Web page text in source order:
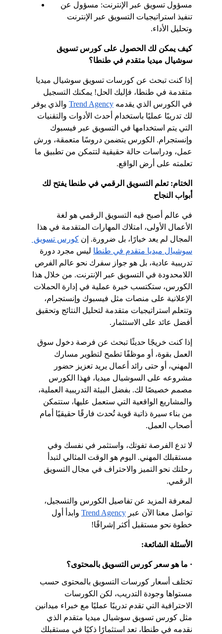
مسؤول تسويق عبر الإنترنت: مسؤول عن
تنفيذ استراتيجيات التسويق عبر الإنترنت
وتحليل الأداء.
كيف يمكن لك الحصول على كورس تسويق
سوشيال ميديا متقدم في طنطا؟
إذا كنت تبحث عن كورسات تسويق سوشيال ميديا
متقدمة في طنطا، فإليك الحل! يمكنك التسجيل
في الكورس الذي يقدمه Trend Agency والذي يوفر
لك تدريبًا عمليًا باستخدام أحدث الأدوات والتقنيات
التي يتم استخدامها في التسويق عبر فيسبوك
وإنستجرام. الكورس يتضمن دروسًا متعمقة، ورش
عمل، ودراسات حالة حقيقية لتتمكن من تطبيق ما
تعلمته على أرض الواقع.
الختام: تعلم التسويق الرقمي في طنطا يفتح لك
أبواب النجاح
في عالم أصبح فيه التسويق الرقمي هو لغة
الأعمال الأولى، امتلاك المهارات المتقدمة في هذا
المجال لم يعد خيارًا، بل ضرورة. إن كورس تسويق
سوشيال ميديا متقدم في طنطا ليس مجرد دورة
تدريبية عادية، بل هو جواز سفرك نحو عالم الفرص
اللامحدودة في التسويق عبر الإنترنت. من خلال هذا
الكورس، ستكتسب خبرة عملية في إدارة الحملات
الإعلانية على منصات مثل فيسبوك وإنستجرام،
وتتعلم استراتيجيات متقدمة لتحليل النتائج وتحقيق
أفضل عائد على الاستثمار.
إذا كنت خريجًا حديثًا تبحث عن فرصة دخول سوق
العمل بقوة، أو موظفًا تطمح لتطوير مسارك
المهني، أو حتى رائد أعمال يريد تعزيز حضور
مشروعه على السوشيال ميديا، فهذا الكورس
مصمم خصيصًا لك. بفضل البيئة التدريبية العملية،
والمشاريع الواقعية التي ستعمل عليها، ستتمكن
من بناء سيرة ذاتية قوية تُحدث فارقًا حقيقيًا أمام
أصحاب العمل.
لا تدع الفرصة تفوتك، واستثمر في نفسك وفي
مستقبلك المهني. اليوم هو الوقت المثالي لتبدأ
رحلتك نحو التميز والاحتراف في مجال التسويق
الرقمي.
لمعرفة المزيد عن تفاصيل الكورس والتسجيل،
تواصل معنا الآن عبر Trend Agency وابدأ أول
خطوة نحو مستقبل أكثر إشراقًا!
الأسئلة الشائعة:
· ما هو سعر كورس التسويق بالمحتوى؟
تختلف أسعار كورسات التسويق بالمحتوى حسب
مستواها وجودة التدريب، لكن الكورسات
الاحترافية التي تقدم تدريبًا عمليًا مع خبراء ميدانين
مثل كورس تسويق سوشيال ميديا متقدم الذي
نقدمه في طنطا، تعد استثمارًا ذكيًا في مستقبلك